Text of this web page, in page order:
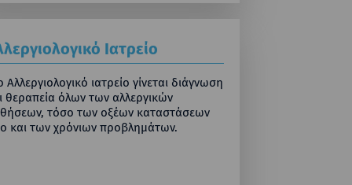
Ιατρείο
Αλλεργιολογικό ιατρείο γίνεται διάγνωση
θεραπεία όλων των αλλεργικών
τόσο των οξέων καταστάσεων
και των χρόνιων προβλημάτων.